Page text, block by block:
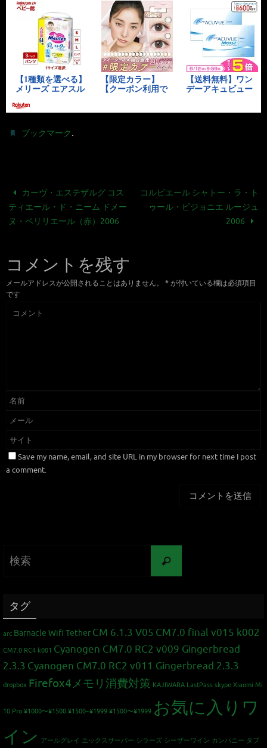
ブックマーク.
カーヴ・エステザルグ コス
ティエール・ド・ニーム ドメー
ヌ・ペリリエール（赤）2006
コルビエール シャトー・ラ・ト
ゥール・ピジョニエ ルージュ
2006
コメントを残す
メールアドレスが公開されることはありません。 * が付いている欄は必須項目
です
Save my name, email, and site URL in my browser for next time I post
a comment.
タグ
arc Barnacle Wifi Tether CM 6.1.3 V05 CM7.0 final v015 k002
CM7.0 RC4 k001 Cyanogen CM7.0 RC2 v009 Gingerbread
2.3.3 Cyanogen CM7.0 RC2 v011 Gingerbread 2.3.3
dropbox Firefox4メモリ消費対策 KAJIWARA LastPass skype Xiaomi Mi
10 Pro ¥1000〜¥1500 ¥1500~¥1999 ¥1500〜¥1999 お気に入りワ
イン アールグレイ エックスサーバー シラーズ シーザーワイン カンパニー タブ